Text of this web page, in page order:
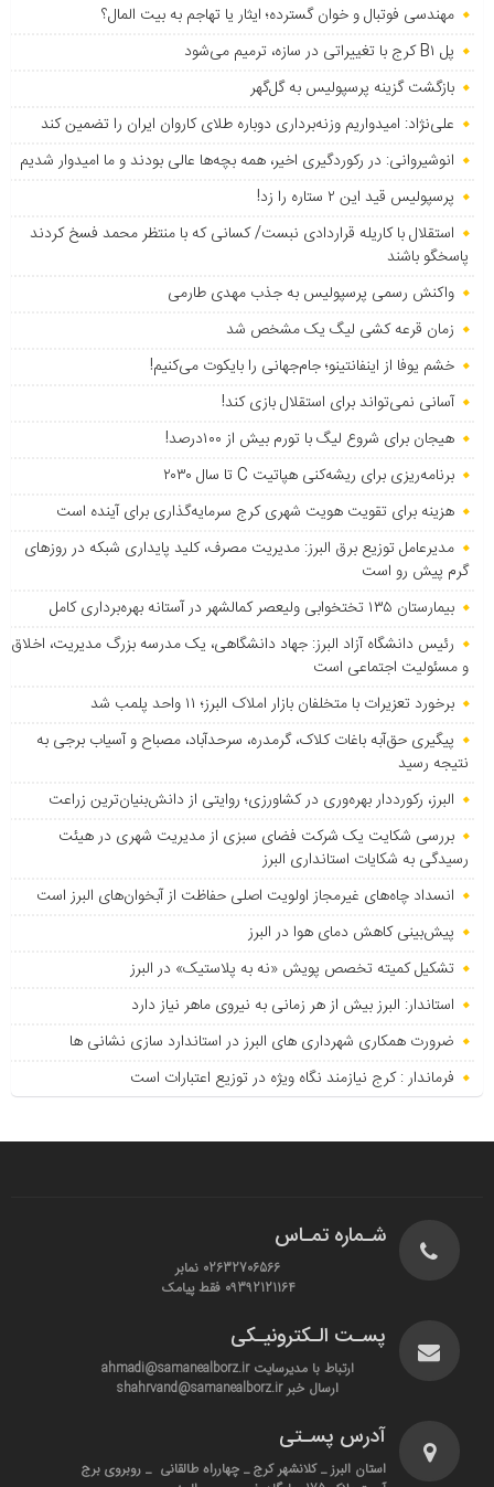
مهندسی فوتبال و خوان گسترده؛ ایثار یا تهاجم به بیت المال؟
پل B۱ کرج با تغییراتی در سازه، ترمیم می‌شود
بازگشت گزینه پرسپولیس به ‌گل‌گهر
علی‌نژاد: امیدواریم وزنه‌برداری دوباره طلای کاروان ایران را تضمین کند
انوشیروانی: در رکوردگیری اخیر، همه بچه‌ها عالی بودند و ما امیدوار شدیم
پرسپولیس قید این ۲ ستاره را زد!
استقلال با کاریله قراردادی نبست/ کسانی که با منتظر محمد فسخ کردند
پاسخگو باشند
واکنش رسمی پرسپولیس به جذب مهدی طارمی
زمان قرعه کشی لیگ یک مشخص شد
خشم یوفا از اینفانتینو؛ جام‌جهانی را بایکوت می‌کنیم!
آسانی نمی‌تواند برای استقلال بازی کند!
هیجان برای شروع لیگ با تورم بیش از ۱۰۰درصد!
برنامه‌ریزی برای ریشه‌کنی هپاتیت C تا سال ۲۰۳۰
هزینه برای تقویت هویت شهری کرج سرمایه‌گذاری برای آینده است
مدیرعامل توزیع برق البرز: مدیریت مصرف، کلید پایداری شبکه در روزهای
گرم پیش رو است
بیمارستان ۱۳۵ تختخوابی ولیعصر کمالشهر در آستانه بهره‌برداری کامل
رئیس دانشگاه آزاد البرز: جهاد دانشگاهی، یک مدرسه بزرگ مدیریت، اخلاق
و مسئولیت اجتماعی است
برخورد تعزیرات با متخلفان بازار املاک البرز؛ ۱۱ واحد پلمب شد
پیگیری حق‌آبه باغات کلاک، گرمدره، سرحدآباد، مصباح و آسیاب برجی به
نتیجه رسید
البرز، رکورددار بهره‌وری در کشاورزی؛ روایتی از دانش‌بنیان‌ترین زراعت
بررسی شکایت یک شرکت فضای سبزی از مدیریت شهری در هیئت
رسیدگی به شکایات استانداری البرز
انسداد چاه‌های غیرمجاز اولویت اصلی حفاظت از آبخوان‌های البرز است
پیش‌بینی کاهش دمای هوا در البرز
تشکیل کمیته تخصص پویش «نه به پلاستیک» در البرز
استاندار: البرز بیش از هر زمانی به نیروی ماهر نیاز دارد
ضرورت همکاری شهرداری های البرز در استاندارد سازی نشانی ها
فرماندار : کرج نیازمند نگاه ویژه در توزیع اعتبارات است
شـماره تمـاس
02632706566 نمابر
09392121164 فقط پیامک
پسـت الـکترونیـکی
ارتباط با مدیرسایت ahmadi@samanealborz.ir
ارسال خبر shahrvand@samanealborz.ir
آدرس پسـتی
استان البرز _ کلانشهر کرج _ چهارراه طالقانی _ روبروی برج